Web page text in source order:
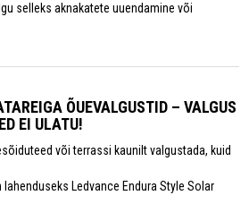
selleks aknakatete uuendamine või
ÕUEVALGUSTID – VALGUS
EI ULATU!
või terrassi kaunilt valgustada, kuid
Ledvance Endura Style Solar